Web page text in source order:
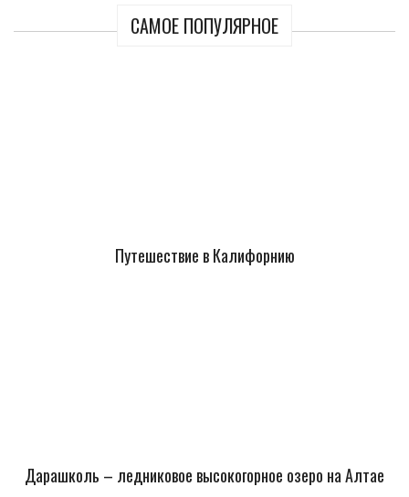
САМОЕ ПОПУЛЯРНОЕ
Путешествие в Калифорнию
Дарашколь – ледниковое высокогорное озеро на Алтае